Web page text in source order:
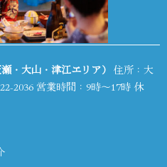
・大山・津江エリア） 住所：大
2036 営業時間：9時～17時 休